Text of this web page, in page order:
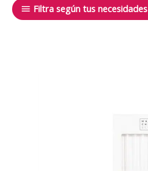
Filtra según tus necesidades